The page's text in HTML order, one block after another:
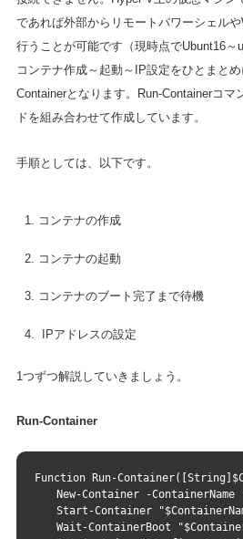
であれば外部からリモートパワーシェル
行うことが可能です（現時点でUbunt16～
コンテナ作成～起動～IP設定をひとまと
Containerとなります。Run-Containerコマ
ドを組み合わせて作成しています。
手順としては、以下です。
コンテナの作成
コンテナの起動
コンテナのブート完了まで待機
IPアドレスの設定
1つずつ解説していきましょう。
Run-Container
Function Run-
New-Container -ContainerName
Start-Container
Wait-ContainerBoot